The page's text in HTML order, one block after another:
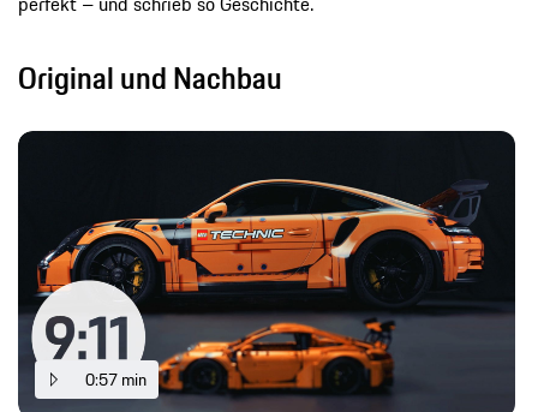
Original und Nachbau
0:57 min